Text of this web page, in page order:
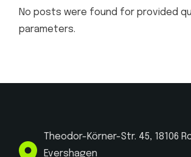
No posts were found for provided
parameters.
Theodor-Körner-Str. 45, 18106
Evershagen